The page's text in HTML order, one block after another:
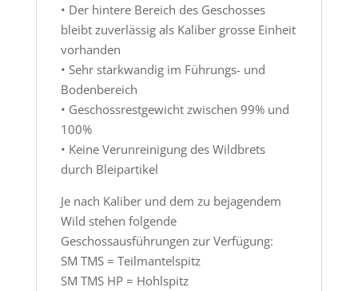
• Der hintere Bereich des Geschosses
bleibt zuverlässig als Kaliber grosse Einheit
vorhanden
• Sehr starkwandig im Führungs- und
Bodenbereich
• Geschossrestgewicht zwischen 99% und
100%
• Keine Verunreinigung des Wildbrets
durch Bleipartikel
Je nach Kaliber und dem zu bejagendem
Wild stehen folgende
Geschossausführungen zur Verfügung:
SM TMS = Teilmantelspitz
SM TMS HP = Hohlspitz